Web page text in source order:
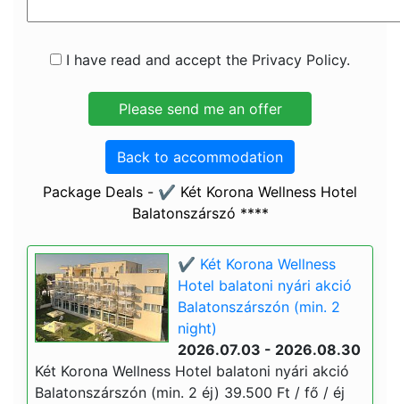
I have read and accept the Privacy Policy.
Back to accommodation
Package Deals - ✔️ Két Korona Wellness Hotel
Balatonszárszó ****
✔️ Két Korona Wellness
Hotel balatoni nyári akció
Balatonszárszón (min. 2
night)
2026.07.03 - 2026.08.30
Két Korona Wellness Hotel balatoni nyári akció
Balatonszárszón (min. 2 éj) 39.500 Ft / fő / éj